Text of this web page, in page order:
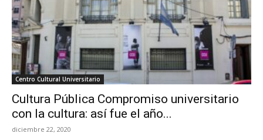
Centro Cultural Universitario
Cultura Pública Compromiso universitario
con la cultura: así fue el año...
diciembre 22, 2020